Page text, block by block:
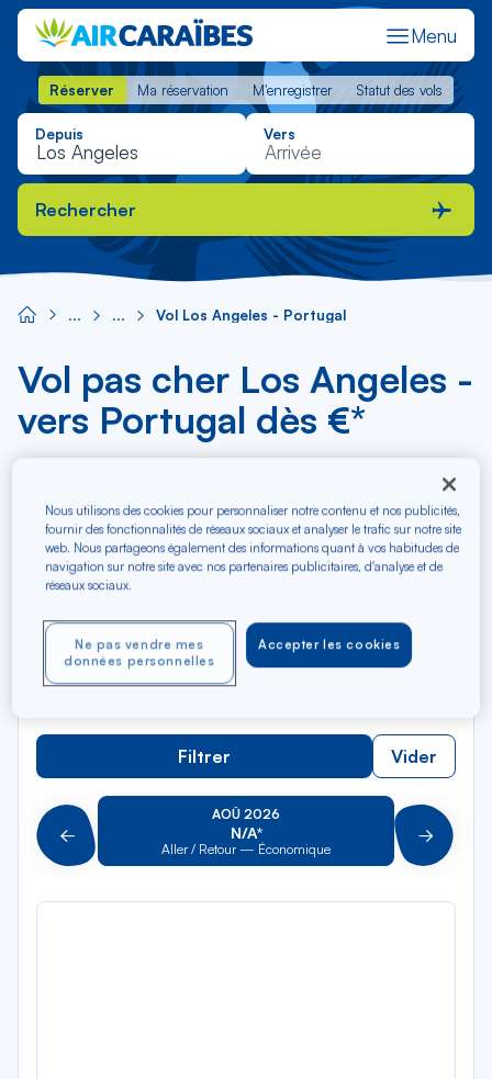
Menu
Réserver Ma réservation M'enregistrer Statut des vols
Réserver Ma réservation M'enregistrer Statut des vols
Depuis Vers
Rechercher
Vol Los Angeles - Portugal
Vol pas cher Los Angeles -
vers Portugal dès €*
Depuis
Los Angeles
la
Vers
Type de trajet
Filtrer Vider
Précédent
AOÛ 2026
N/A*
Aller / Retour — Économique Suivant
Nous utilisons des cookies pour personnaliser notre contenu et nos publicités,
fournir des fonctionnalités de réseaux sociaux et analyser le trafic sur notre site
web. Nous partageons également des informations quant à vos habitudes de
navigation sur notre site avec nos partenaires publicitaires, d'analyse et de
réseaux sociaux.
Accepter les cookies
Ne pas vendre mes
données personnelles